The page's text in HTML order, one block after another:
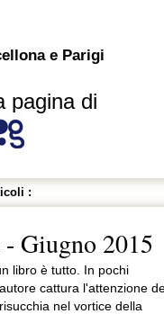
e Parigi
pagina di
:
Giugno 2015
libro è tutto. In pochi
cattura l'attenzione
nel vortice della